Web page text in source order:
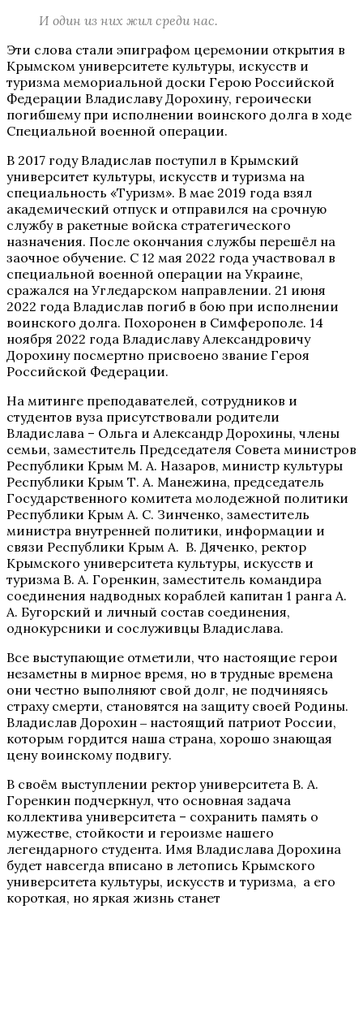
И один из них жил среди нас.
Эти слова стали эпиграфом церемонии открытия в
Крымском университете культуры, искусств и
туризма мемориальной доски Герою Российской
Федерации Владиславу Дорохину, героически
погибшему при исполнении воинского долга в ходе
Специальной военной операции.
В 2017 году Владислав поступил в Крымский
университет культуры, искусств и туризма на
специальность «Туризм». В мае 2019 года взял
академический отпуск и отправился на срочную
службу в ракетные войска стратегического
назначения. После окончания службы перешёл на
заочное обучение. С 12 мая 2022 года участвовал в
специальной военной операции на Украине,
сражался на Угледарском направлении. 21 июня
2022 года Владислав погиб в бою при исполнении
воинского долга. Похоронен в Симферополе. 14
ноября 2022 года Владиславу Александровичу
Дорохину посмертно присвоено звание Героя
Российской Федерации.
На митинге преподавателей, сотрудников и
студентов вуза присутствовали родители
Владислава – Ольга и Александр Дорохины, члены
семьи, заместитель Председателя Совета министров
Республики Крым М. А. Назаров, министр культуры
Республики Крым Т. А. Манежина, председатель
Государственного комитета молодежной политики
Республики Крым А. С. Зинченко, заместитель
министра внутренней политики, информации и
связи Республики Крым А. В. Дяченко, ректор
Крымского университета культуры, искусств и
туризма В. А. Горенкин, заместитель командира
соединения надводных кораблей капитан 1 ранга А.
А. Бугорский и личный состав соединения,
однокурсники и сослуживцы Владислава.
Все выступающие отметили, что настоящие герои
незаметны в мирное время, но в трудные времена
они честно выполняют свой долг, не подчиняясь
страху смерти, становятся на защиту своей Родины.
Владислав Дорохин ‒ настоящий патриот России,
которым гордится наша страна, хорошо знающая
цену воинскому подвигу.
В своём выступлении ректор университета В. А.
Горенкин подчеркнул, что основная задача
коллектива университета – сохранить память о
мужестве, стойкости и героизме нашего
легендарного студента. Имя Владислава Дорохина
будет навсегда вписано в летопись Крымского
университета культуры, искусств и туризма, а его
короткая, но яркая жизнь станет